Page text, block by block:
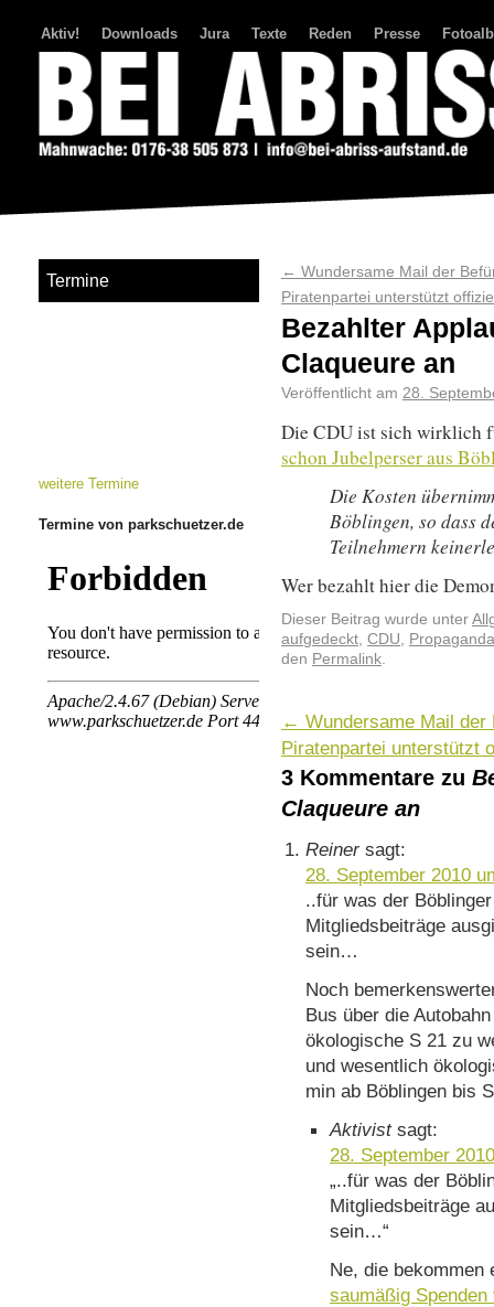
Aktiv! Downloads Jura Texte Reden Presse
← Wundersame Mail der
Piratenpartei unterstützt
Bezahlter
Claqueure an
Veröffentlicht am 28.
Die CDU ist sich wirklich
schon Jubelperser aus
Die Kosten
Böblingen, so dass
Teilnehmern
Wer bezahlt hier die
Dieser Beitrag wurde unter
aufgedeckt, CDU, Propaganda
den Permalink.
← Wundersame Mail
Piratenpartei unterstützt
3 Kommentare zu
Claqueure an
Reiner sagt:
28. September 2010
..für was der
Mitgliedsbeiträge
sein…
Noch
Bus über die
ökologische S 21 zu
und wesentlich
min ab Böblingen bis
Aktivist sagt:
28. September
„..für was der
Mitgliedsbeiträge
sein…“
Ne, die bekommen
saumäßig
Termine
weitere Termine
Termine von parkschuetzer.de